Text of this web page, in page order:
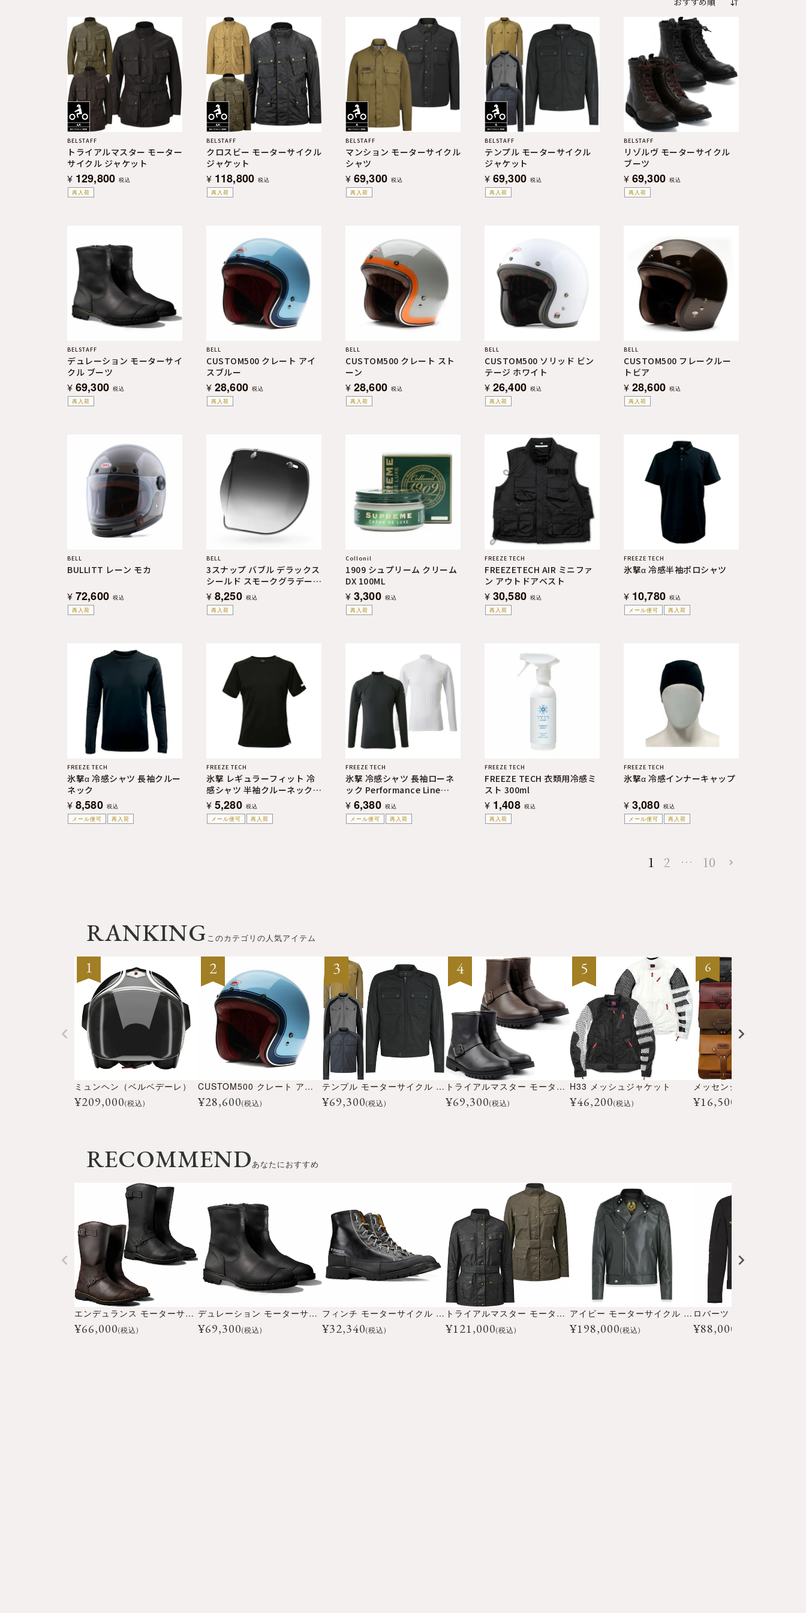
お問合せ
再入荷
BELSTAFF
トライアルマスター モーター
サイクル ジャケット
¥ 129,800 税込
再入荷
BELSTAFF
クロスビー モーターサイクル
ジャケット
¥ 118,800 税込
再入荷
BELSTAFF
マンション モーターサイクル
シャツ
¥ 69,300 税込
再入荷
BELSTAFF
テンプル モーターサイクル
ジャケット
¥ 69,300 税込
再入荷
BELSTAFF
リゾルヴ モーターサイクル
ブーツ
¥ 69,300 税込
再入荷
BELSTAFF
デュレーション モーターサイ
クル ブーツ
¥ 69,300 税込
再入荷
BELL
CUSTOM500 クレート アイ
スブルー
¥ 28,600 税込
再入荷
BELL
CUSTOM500 クレート スト
ーン
¥ 28,600 税込
再入荷
BELL
CUSTOM500 ソリッド ビン
テージ ホワイト
¥ 26,400 税込
再入荷
BELL
CUSTOM500 フレークルー
トビア
¥ 28,600 税込
再入荷
BELL
BULLITT レーン モカ
¥ 72,600 税込
再入荷
BELL
3スナップ バブル デラックス
シールド スモークグラデーシ
ョン
¥ 8,250 税込
再入荷
Collonil
1909 シュプリーム クリーム
DX 100ML
¥ 3,300 税込
再入荷
FREEZE TECH
FREEZETECH AIR ミニファ
ン アウトドアベスト
¥ 30,580 税込
メール便可
再入荷
FREEZE TECH
氷撃α 冷感半袖ポロシャツ
¥ 10,780 税込
メール便可 再入荷
FREEZE TECH
氷撃α 冷感シャツ 長袖クルー
ネック
¥ 8,580 税込
メール便可
再入荷
FREEZE TECH
氷撃 レギュラーフィット 冷
感シャツ 半袖クルーネック
Performance Line LIDEF
¥ 5,280 税込
メール便可
再入荷
FREEZE TECH
氷撃 冷感シャツ 長袖ローネ
ック Performance Line
LIDEF
¥ 6,380 税込
再入荷
FREEZE TECH
FREEZE TECH 衣類用冷感ミ
スト 300ml
¥ 1,408 税込
メール便可
再入荷
FREEZE TECH
氷撃α 冷感インナーキャップ
¥ 3,080 税込
1 2 … 10
RANKINGこのカテゴリの人気アイテム
ミュンヘン（ベルベデーレ）
¥209,000(税込)
CUSTOM500 クレート アイスブルー
¥28,600(税込)
テンプル モーターサイクル ジャケット
¥69,300(税込)
トライアルマスター モーターサイクル ブーツ
¥69,300(税込)
H33 メッシュジャケット
¥46,200(税込)
メッセンジャー バッグ
¥16,500
RECOMMENDあなたにおすすめ
エンデュランス モーターサイクル ブーツ
¥66,000(税込)
デュレーション モーターサイクル ブーツ
¥69,300(税込)
フィンチ モーターサイクル ブーツ
¥32,340(税込)
トライアルマスター モーターサイクル ジャケット ウーマン
¥121,000(税込)
アイビー モーターサイクル ジャケット
¥198,000(税込) ¥88,000